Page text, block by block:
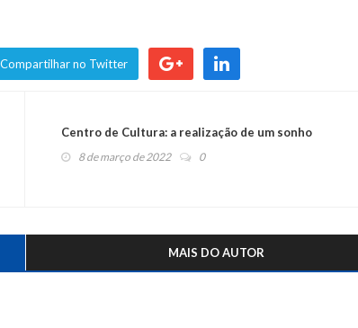
Compartilhar no Twitter
Centro de Cultura: a realização de um sonho
8 de março de 2022 0
MAIS DO AUTOR